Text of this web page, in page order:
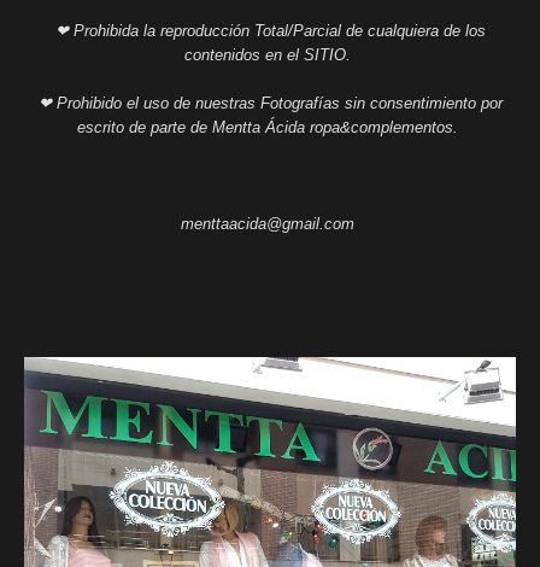
❤ Prohibida la reproducción Total/Parcial de cualquiera de los
contenidos en el SITIO.
❤ Prohibido el uso de nuestras Fotografías sin consentimiento por
escrito de parte de Mentta Ácida ropa&complementos.
menttaacida@gmail.com